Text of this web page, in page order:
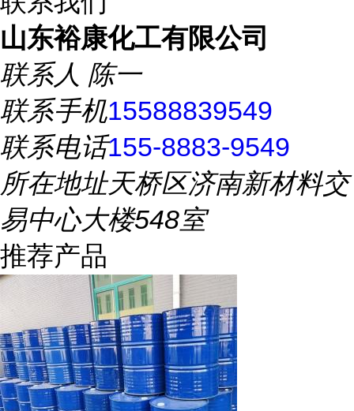
山东裕康化工有限公司
联系人 陈一
联系手机15588839549
联系电话155-8883-9549
所在地址天桥区济南新材料交
易中心大楼548室
推荐产品